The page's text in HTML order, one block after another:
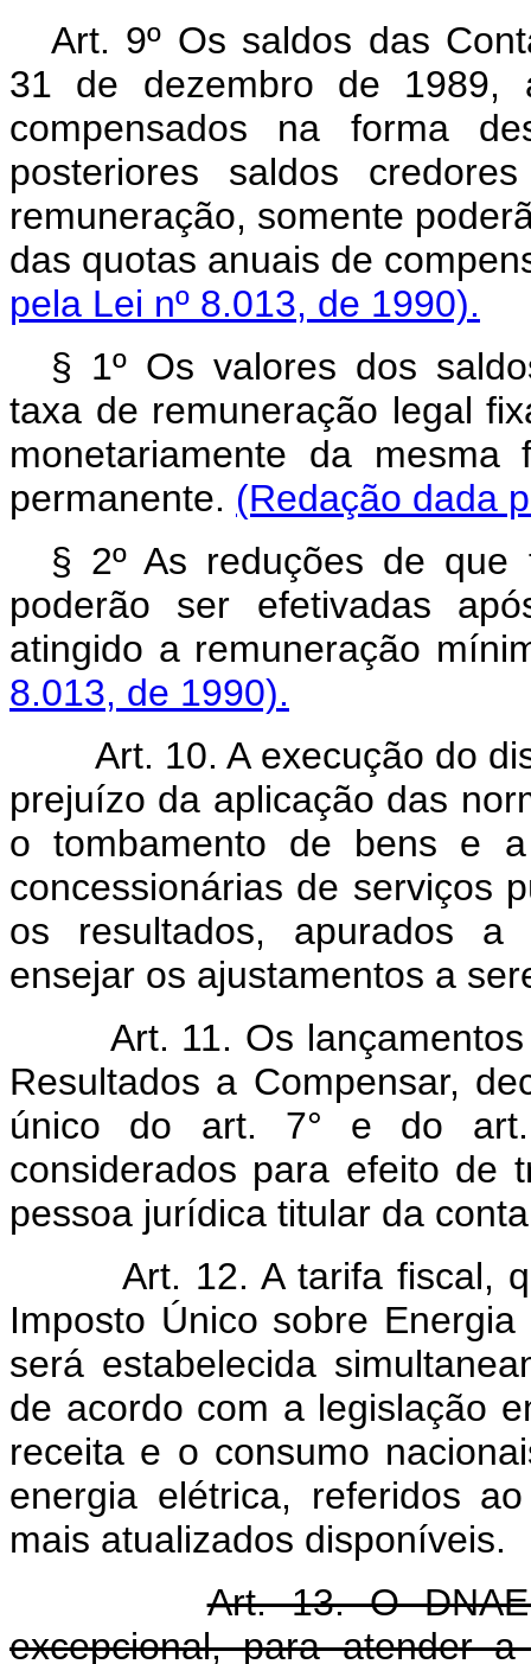
Art. 9º Os saldos das
31 de dezembro de
compensados na forma
posteriores saldos
remuneração, somente
das quotas anuais de
pela Lei nº 8.013, de 1990).
§ 1º Os valores dos
taxa de remuneração legal
monetariamente da
permanente. (Redação dada
§ 2º As reduções de
poderão ser efetivadas
atingido a remuneração
8.013, de 1990).
Art. 10. A execução do
prejuízo da aplicação das
o tombamento de bens e
concessionárias de serviços
os resultados, apurados a
ensejar os ajustamentos a
Art. 11. Os lançamentos
Resultados a Compensar,
único do art. 7° e do art.
considerados para efeito de
pessoa jurídica titular da
Art. 12. A tarifa fiscal,
Imposto Único sobre
será estabelecida
de acordo com a legislação
receita e o consumo
energia elétrica, referidos
mais atualizados disponíveis.
Art. 13. O
excepcional, para atender